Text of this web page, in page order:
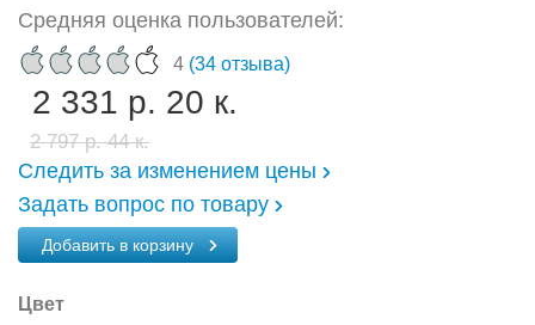
Средняя оценка пользователей:
4 (34 отзыва)
2 331 р. 20 к.
2 797 р. 44 к.
Следить за изменением цены
Задать вопрос по товару
Добавить в корзину
Цвет